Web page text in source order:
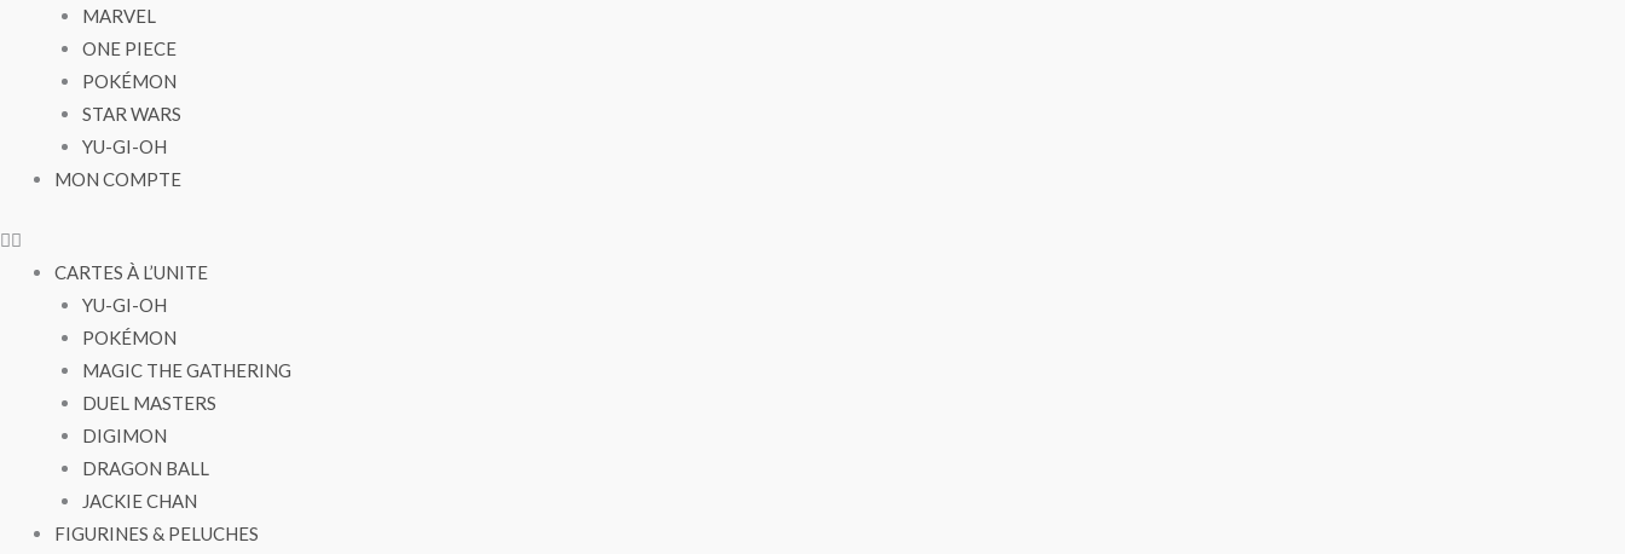
MARVEL
ONE PIECE
POKÉMON
STAR WARS
YU-GI-OH
MON COMPTE
CARTES À L’UNITE
YU-GI-OH
POKÉMON
MAGIC THE GATHERING
DUEL MASTERS
DIGIMON
DRAGON BALL
JACKIE CHAN
FIGURINES & PELUCHES